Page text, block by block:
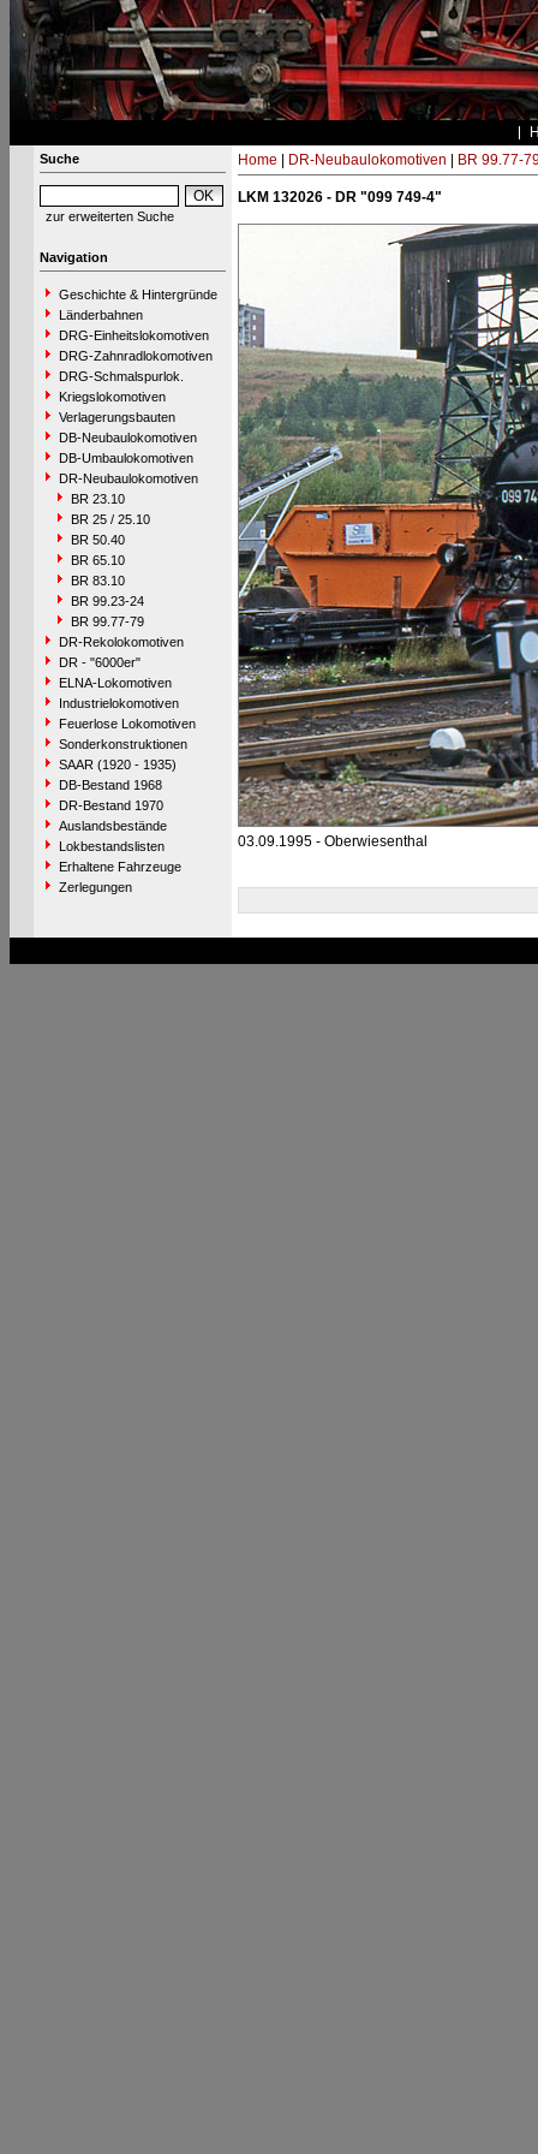
Suche
zur erweiterten Suche
Navigation
Geschichte & Hintergründe
Länderbahnen
DRG-Einheitslokomotiven
DRG-Zahnradlokomotiven
DRG-Schmalspurlok.
Kriegslokomotiven
Verlagerungsbauten
DB-Neubaulokomotiven
DB-Umbaulokomotiven
DR-Neubaulokomotiven
BR 23.10
BR 25 / 25.10
BR 50.40
BR 65.10
BR 83.10
BR 99.23-24
BR 99.77-79
DR-Rekolokomotiven
DR - "6000er"
ELNA-Lokomotiven
Industrielokomotiven
Feuerlose Lokomotiven
Sonderkonstruktionen
SAAR (1920 - 1935)
DB-Bestand 1968
DR-Bestand 1970
Auslandsbestände
Lokbestandslisten
Erhaltene Fahrzeuge
Zerlegungen
Home DR-Neubaulokomotiven BR 99.77-
LKM 132026 - DR "099 749-4"
03.09.1995 - Oberwiesenthal